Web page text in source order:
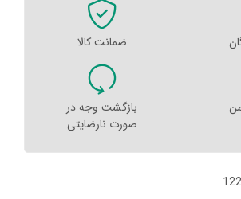
ضمانت کالا
بازگشت وجه در
صورت نارضایتی